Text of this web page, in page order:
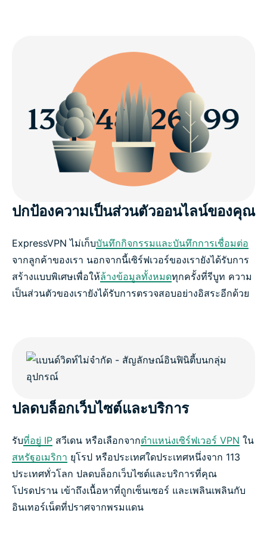
ปกป้องความเป็นส่วนตัวออนไลน์ของคุณ
ExpressVPN ไม่เก็บบันทึกกิจกรรมและบันทึกการเชื่อมต่อ
จากลูกค้าของเรา นอกจากนี้เซิร์ฟเวอร์ของเรายังได้รับการ
สร้างแบบพิเศษเพื่อให้ล้างข้อมูลทั้งหมดทุกครั้งที่รีบูท ความ
เป็นส่วนตัวของเรายังได้รับการตรวจสอบอย่างอิสระอีกด้วย
ปลดบล็อกเว็บไซต์และบริการ
รับที่อยู่ IP สวีเดน หรือเลือกจากตำแหน่งเซิร์ฟเวอร์ VPN ใน
สหรัฐอเมริกา ยุโรป หรือประเทศใดประเทศหนึ่งจาก 113
ประเทศทั่วโลก ปลดบล็อกเว็บไซต์และบริการที่คุณ
โปรดปราน เข้าถึงเนื้อหาที่ถูกเซ็นเซอร์ และเพลินเพลินกับ
อินเทอร์เน็ตที่ปราศจากพรมแดน